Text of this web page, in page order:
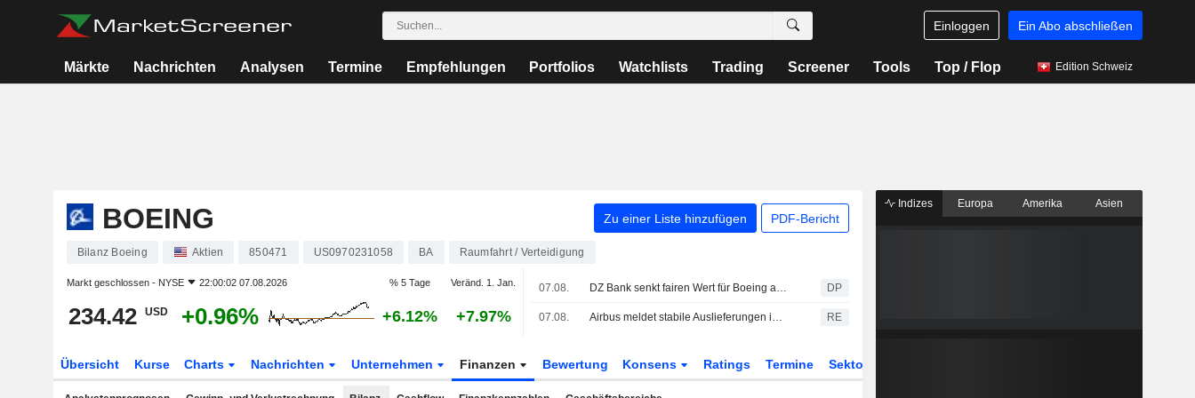
Einloggen Ein Abo abschließen
Märkte Nachrichten Analysen Termine Empfehlungen Portfolios Watchlists Trading Screener Tools Top / Flop Edition Schweiz
BOEING Zu einer Liste hinzufügen PDF-Bericht
Bilanz Boeing Aktien 850471 US0970231058 BA Raumfahrt / Verteidigung
Markt geschlossen - NYSE 22:00:02 07.08.2026 % 5 Tage Veränd. 1. Jan.
234.42 USD +0.96% +6.12% +7.97%
07.08. DZ Bank senkt fairen Wert für Boeing auf 267 Dollar - 'Kaufen' DP
07.08. Airbus meldet stabile Auslieferungen im Juli, bestätigt China-Aufträge RE
Übersicht Kurse Charts Nachrichten Unternehmen Finanzen Bewertung Konsens Ratings Termine Sektor
Indizes Europa Amerika Asien